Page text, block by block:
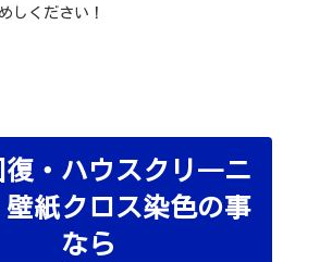
しください！
復・ハウスクリ―ニ
壁紙クロス染色の事
なら